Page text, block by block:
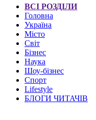
ВСІ РОЗДІЛИ
Головна
Україна
Місто
Світ
Бізнес
Наука
Шоу-бізнес
Спорт
Lifestyle
БЛОГИ ЧИТАЧІВ